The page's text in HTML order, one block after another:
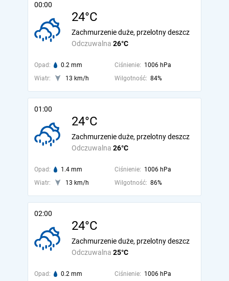
00:00
24°C
Odczuwalna 26°C
Zachmurzenie duże, przelotny deszcz
Opad: 0.2 mm Ciśnienie: 1006 hPa
Wiatr:
13 km/h Wilgotność: 84%
01:00
24°C
Odczuwalna 26°C
Zachmurzenie duże, przelotny deszcz
Opad: 1.4 mm Ciśnienie: 1006 hPa
Wiatr:
13 km/h Wilgotność: 86%
02:00
24°C
Odczuwalna 25°C
Zachmurzenie duże, przelotny deszcz
Opad: 0.2 mm Ciśnienie: 1006 hPa